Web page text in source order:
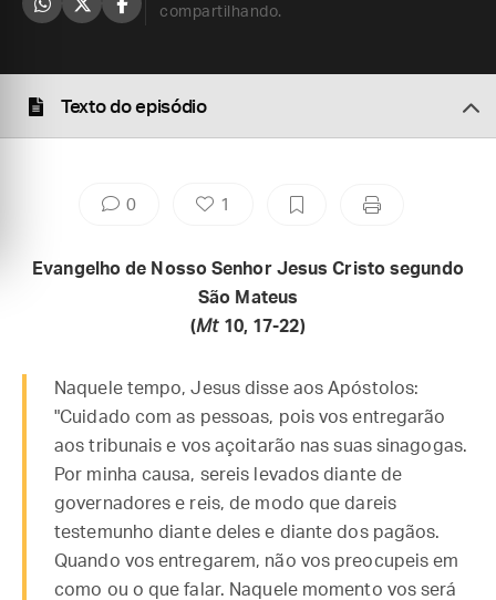
compartilhando.
Texto do episódio
0 1
Evangelho de Nosso Senhor Jesus Cristo segundo
São Mateus
(Mt10, 17-22)
Naquele tempo, Jesus disse aos Apóstolos:
"Cuidado com as pessoas, pois vos entregarão
aos tribunais e vos açoitarão nas suas sinagogas.
Por minha causa, sereis levados diante de
governadores e reis, de modo que dareis
testemunho diante deles e diante dos pagãos.
Quando vos entregarem, não vos preocupeis em
como ou o que falar. Naquele momento vos será